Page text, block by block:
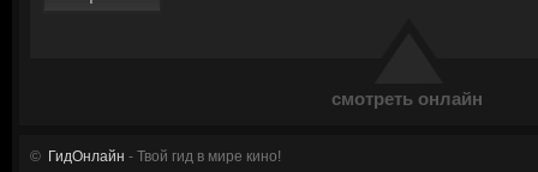
смотреть онлайн
© ГидОнлайн - Твой гид в мире кино!